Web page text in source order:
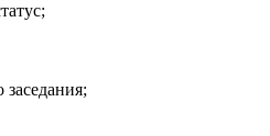
заседания;